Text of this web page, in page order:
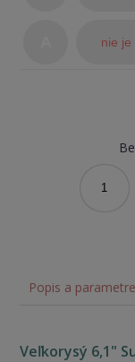
nie je
Popis a parametre
Veľkorysý 6,1"